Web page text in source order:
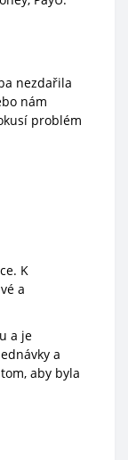
nezdařila
nám
problém
K
a
a je
a
aby byla